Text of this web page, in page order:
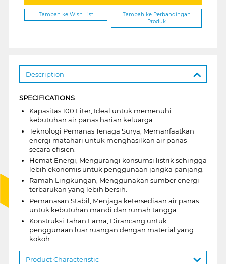
Tambah ke Wish List
Tambah ke Perbandingan
Produk
Description
SPECIFICATIONS
Kapasitas 100 Liter, Ideal untuk memenuhi
kebutuhan air panas harian keluarga.
Teknologi Pemanas Tenaga Surya, Memanfaatkan
energi matahari untuk menghasilkan air panas
secara efisien.
Hemat Energi, Mengurangi konsumsi listrik sehingga
lebih ekonomis untuk penggunaan jangka panjang.
Ramah Lingkungan, Menggunakan sumber energi
terbarukan yang lebih bersih.
Pemanasan Stabil, Menjaga ketersediaan air panas
untuk kebutuhan mandi dan rumah tangga.
Konstruksi Tahan Lama, Dirancang untuk
penggunaan luar ruangan dengan material yang
kokoh.
Product Characteristic